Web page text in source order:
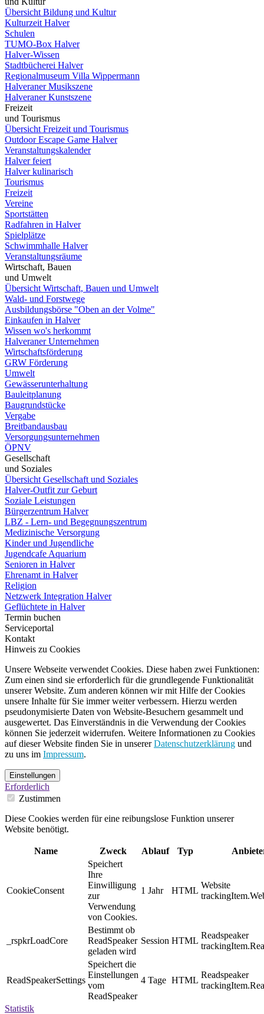
Übersicht Bildung und Kultur
Kulturzeit Halver
Schulen
TUMO-Box Halver
Halver-Wissen
Stadtbücherei Halver
Regionalmuseum Villa Wippermann
Halveraner Musikszene
Halveraner Kunstszene
Freizeit
und Tourismus
Übersicht Freizeit und Tourismus
Outdoor Escape Game Halver
Veranstaltungskalender
Halver feiert
Halver kulinarisch
Tourismus
Freizeit
Vereine
Sportstätten
Radfahren in Halver
Spielplätze
Schwimmhalle Halver
Veranstaltungsräume
Wirtschaft, Bauen
und Umwelt
Übersicht Wirtschaft, Bauen und Umwelt
Wald- und Forstwege
Ausbildungsbörse "Oben an der Volme"
Einkaufen in Halver
Wissen wo's herkommt
Halveraner Unternehmen
Wirtschaftsförderung
GRW Förderung
Umwelt
Gewässerunterhaltung
Bauleitplanung
Baugrundstücke
Vergabe
Breitbandausbau
Versorgungsunternehmen
ÖPNV
Gesellschaft
und Soziales
Übersicht Gesellschaft und Soziales
Halver-Outfit zur Geburt
Soziale Leistungen
Bürgerzentrum Halver
LBZ - Lern- und Begegnungszentrum
Medizinische Versorgung
Kinder und Jugendliche
Jugendcafe Aquarium
Senioren in Halver
Ehrenamt in Halver
Religion
Netzwerk Integration Halver
Geflüchtete in Halver
Termin buchen
Serviceportal
Kontakt
Hinweis zu Cookies
Unsere Webseite verwendet Cookies. Diese haben zwei Funktionen:
Zum einen sind sie erforderlich für die grundlegende Funktionalität
unserer Website. Zum anderen können wir mit Hilfe der Cookies
unsere Inhalte für Sie immer weiter verbessern. Hierzu werden
pseudonymisierte Daten von Website-Besuchern gesammelt und
ausgewertet. Das Einverständnis in die Verwendung der Cookies
können Sie jederzeit widerrufen. Weitere Informationen zu Cookies
auf dieser Website finden Sie in unsererDatenschutzerklärung und
zu uns im Impressum.
Einstellungen
Erforderlich
Zustimmen
Diese Cookies werden für eine reibungslose Funktion unserer
Website benötigt.
Name Zweck Ablauf Typ
CookieConsent
Speichert
Ihre
Einwilligung
zur
Verwendung
von Cookies.
1 Jahr HTML
Website
_rspkrLoadCore
Bestimmt ob
ReadSpeaker
geladen wird
Session HTML
Readspeaker
ReadSpeakerSettings
Speichert die
Einstellungen
vom
ReadSpeaker
4 Tage HTML
Readspeaker
Statistik